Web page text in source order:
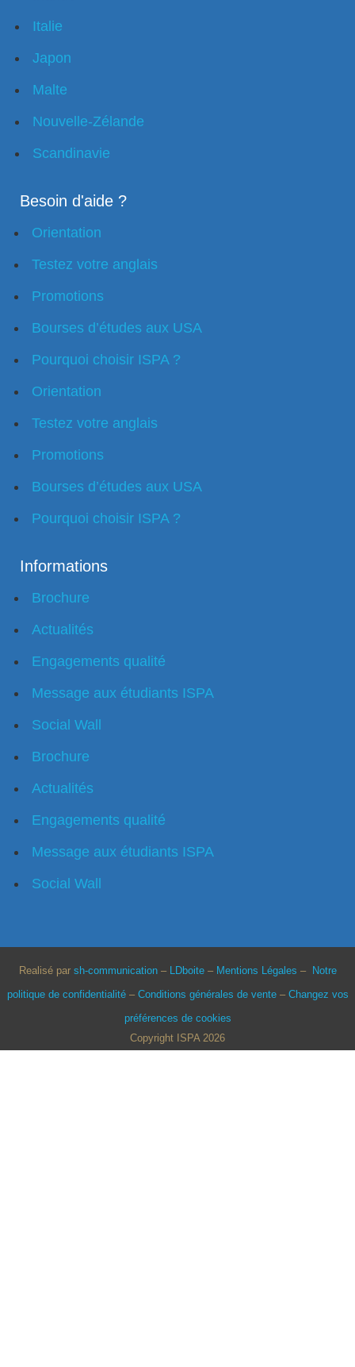
Italie
Japon
Malte
Nouvelle-Zélande
Scandinavie
Besoin d'aide ?
Orientation
Testez votre anglais
Promotions
Bourses d’études aux USA
Pourquoi choisir ISPA ?
Orientation
Testez votre anglais
Promotions
Bourses d’études aux USA
Pourquoi choisir ISPA ?
Informations
Brochure
Actualités
Engagements qualité
Message aux étudiants ISPA
Social Wall
Brochure
Actualités
Engagements qualité
Message aux étudiants ISPA
Social Wall
Realisé par sh-communication– LDboite– Mentions Légales – Notre
politique de confidentialité– Conditions générales de vente– Changez vos
préférences de cookies
Copyright ISPA 2026